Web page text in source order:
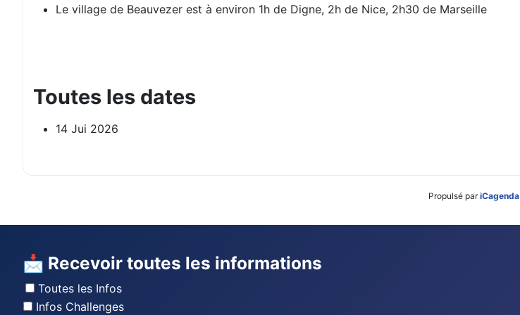
Le village de Beauvezer est à environ 1h de Digne, 2h de Nice, 2h30 de Marseille
Toutes les dates
14 Jui 2026
Propulsé pariCagenda
📩 Recevoir toutes les informations
Toutes les Infos
Infos Challenges